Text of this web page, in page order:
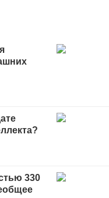
330